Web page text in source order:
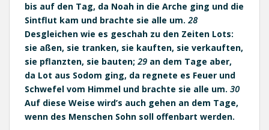
bis auf den Tag, da Noah in die Arche ging und die
Sintflut kam und brachte sie alle um. 28
Desgleichen wie es geschah zu den Zeiten Lots:
sie aßen, sie tranken, sie kauften, sie verkauften,
sie pflanzten, sie bauten; 29 an dem Tage aber,
da Lot aus Sodom ging, da regnete es Feuer und
Schwefel vom Himmel und brachte sie alle um. 30
Auf diese Weise wird’s auch gehen an dem Tage,
wenn des Menschen Sohn soll offenbart werden.